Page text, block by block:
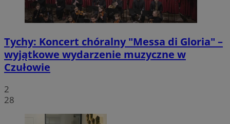
Tychy: Koncert chóralny "Messa di Gloria" –
wyjątkowe wydarzenie muzyczne w
Czułowie
2
28